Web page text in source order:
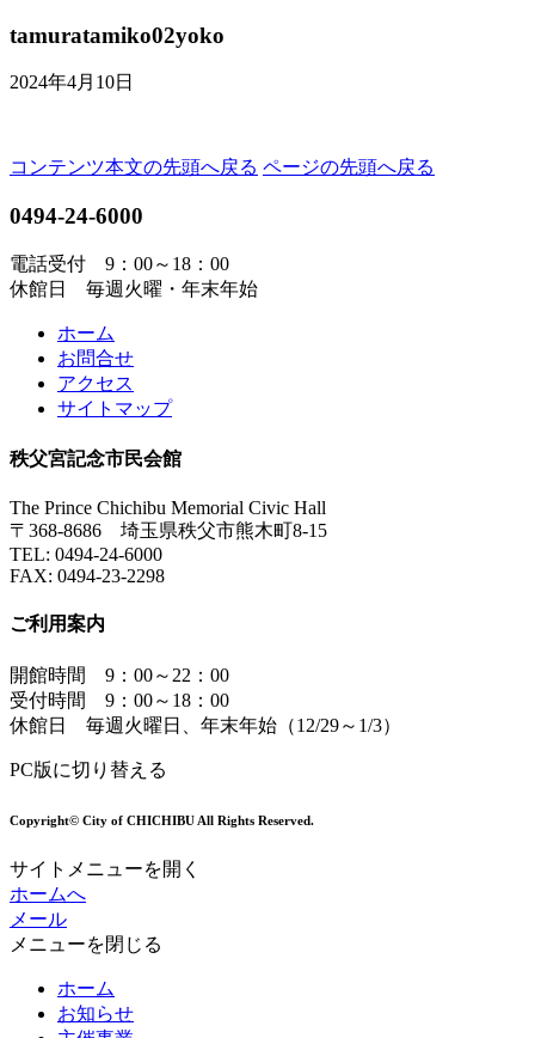
tamuratamiko02yoko
2024年4月10日
コンテンツ本文の先頭へ戻る ページの先頭へ戻る
0494-24-6000
電話受付 9：00～18：00
休館日 毎週火曜・年末年始
ホーム
お問合せ
アクセス
サイトマップ
秩父宮記念市民会館
The Prince Chichibu Memorial Civic Hall
〒368-8686 埼玉県秩父市熊木町8-15
TEL: 0494-24-6000
FAX: 0494-23-2298
ご利用案内
開館時間 9：00～22：00
受付時間 9：00～18：00
休館日 毎週火曜日、年末年始（12/29～1/3）
PC版に切り替える
Copyright© City of CHICHIBU All Rights Reserved.
サイトメニューを開く
ホームへ
メール
メニューを閉じる
ホーム
お知らせ